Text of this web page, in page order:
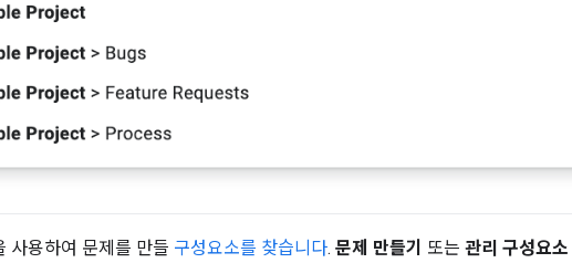
사용하여 문제를 만들 구성요소를 찾습니다. 문제 만들기 또는 관리 구성요소